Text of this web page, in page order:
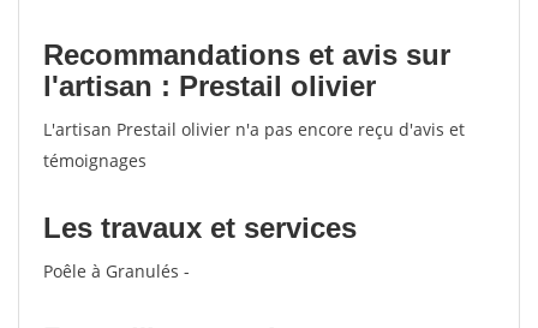
Recommandations et avis sur
l'artisan : Prestail olivier
L'artisan Prestail olivier n'a pas encore reçu d'avis et
témoignages
Les travaux et services
Poêle à Granulés -